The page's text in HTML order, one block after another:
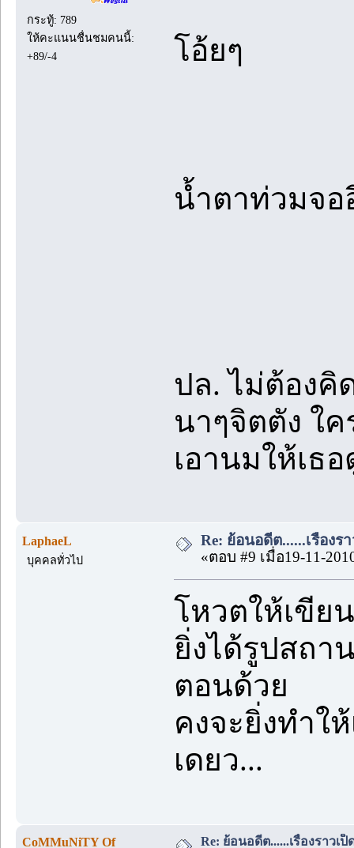
กระทู้: 789
ให้คะแนนชื่นชมคนนี้:
+89/-4
โอ้ยๆ
น้ำตาท่วมจอ
ปล. ไม่ต้องคิ
นาๆจิตตัง ใค
เอานมให้เธ
LaphaeL
บุคคลทั่วไป
Re: ย้อนอดีต......เรื่องร
«ตอบ #9 เมื่อ19-11-
โหวตให้เขีย
ยิ่งได้รูปสถา
ตอนด้วย
คงจะยิ่งทำใ
เดยว...
CoMMuNiTY Of Re: ย้อนอดีต......เรื่องราวเ